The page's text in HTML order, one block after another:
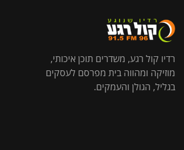
רדיו קול רגע, משדרים תוכן איכותי,
מוזיקה ומהווה בית מפרסם לעסקים
בגליל, הגולן והעמקים.